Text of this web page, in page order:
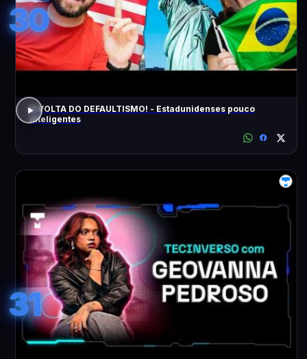
30
A VOLTA DO DEFAULTISMO! - Estadunidenses pouco
inteligentes
31